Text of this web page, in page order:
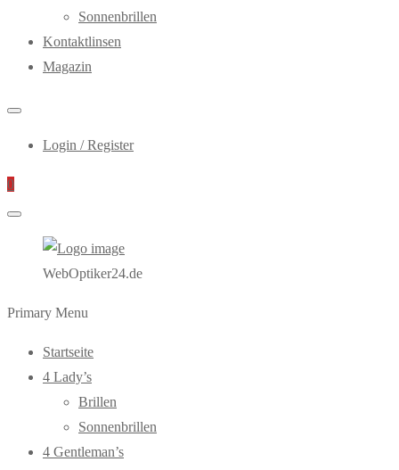
Sonnenbrillen
Kontaktlinsen
Magazin
Login / Register
0
WebOptiker24.de
Primary Menu
Startseite
4 Lady’s
Brillen
Sonnenbrillen
4 Gentleman’s